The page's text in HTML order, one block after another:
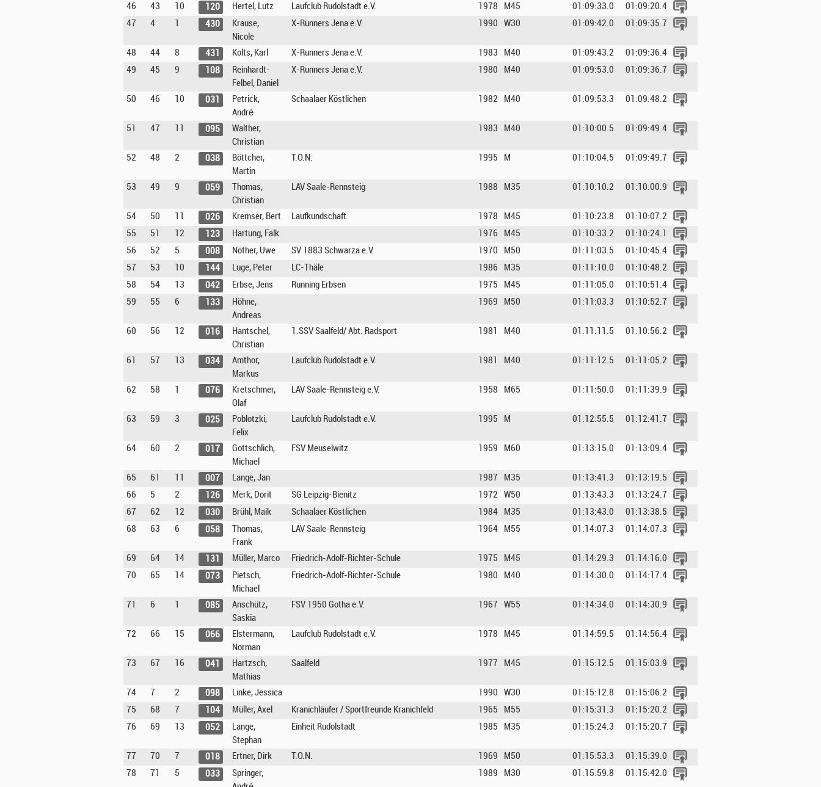
46
43 10 120 Hertel, Lutz Laufclub Rudolstadt e.V. 1978 M45 01:09:33.0
01:09:20.4
47
4 1 430
Krause,
Nicole
X-Runners Jena e.V. 1990 W30 01:09:42.0 01:09:35.7
48 44 8 431 Kolts, Karl X-Runners Jena e.V. 1983 M40 01:09:43.2
01:09:36.4
49
45 9 108
Reinhardt-
Felbel, Daniel
X-Runners Jena e.V. 1980 M40 01:09:53.0 01:09:36.7
50 46 10 031
Petrick,
André
Schaalaer Köstlichen 1982 M40 01:09:53.3 01:09:48.2
51 47 11 095
Walther,
Christian
1983 M40 01:10:00.5 01:09:49.4
52 48 2 038
Böttcher,
Martin
T.O.N. 1995 M 01:10:04.5 01:09:49.7
53 49 9 059
Thomas,
Christian
LAV Saale-Rennsteig 1988 M35 01:10:10.2 01:10:00.9
54 50 11 026 Kremser, Bert Laufkundschaft 1978 M45 01:10:23.8
01:10:07.2
55
51 12 123 Hartung, Falk 1976 M45 01:10:33.2
01:10:24.1
56
52 5 008 Nöther, Uwe SV 1883 Schwarza e.V. 1970 M50 01:11:03.5
01:10:45.4
57
53 10 144 Luge, Peter LC-Thäle 1986 M35 01:11:10.0
01:10:48.2
58
54 13 042 Erbse, Jens Running Erbsen 1975 M45 01:11:05.0
01:10:51.4
59
55 6 133
Höhne,
Andreas
1969 M50 01:11:03.3 01:10:52.7
60 56 12 016
Hantschel,
Christian
1.SSV Saalfeld/ Abt. Radsport 1981 M40 01:11:11.5 01:10:56.2
61 57 13 034
Amthor,
Markus
Laufclub Rudolstadt e.V. 1981 M40 01:11:12.5 01:11:05.2
62 58 1 076
Kretschmer,
Olaf
LAV Saale-Rennsteig e.V. 1958 M65 01:11:50.0 01:11:39.9
63 59 3 025
Poblotzki,
Felix
Laufclub Rudolstadt e.V. 1995 M 01:12:55.5 01:12:41.7
64 60 2 017
Gottschlich,
Michael
FSV Meuselwitz 1959 M60 01:13:15.0 01:13:09.4
65 61 11 007 Lange, Jan 1987 M35 01:13:41.3
01:13:19.5
66
5 2 126 Merk, Dorit SG Leipzig-Bienitz 1972 W50 01:13:43.3
01:13:24.7
67
62 12 030 Brühl, Maik Schaalaer Köstlichen 1984 M35 01:13:43.0
01:13:38.5
68
63 6 058
Thomas,
Frank
LAV Saale-Rennsteig 1964 M55 01:14:07.3 01:14:07.3
69 64 14 131 Müller, Marco Friedrich-Adolf-Richter-Schule 1975 M45 01:14:29.3
01:14:16.0
70
65 14 073
Pietsch,
Michael
Friedrich-Adolf-Richter-Schule 1980 M40 01:14:30.0 01:14:17.4
71 6 1 085
Anschütz,
Saskia
FSV 1950 Gotha e.V. 1967 W55 01:14:34.0 01:14:30.9
72 66 15 066
Elstermann,
Norman
Laufclub Rudolstadt e.V. 1978 M45 01:14:59.5 01:14:56.4
73 67 16 041
Hartzsch,
Mathias
Saalfeld 1977 M45 01:15:12.5 01:15:03.9
74 7 2 098 Linke, Jessica 1990 W30 01:15:12.8
01:15:06.2
75
68 7 104 Müller, Axel Kranichläufer / Sportfreunde Kranichfeld 1965 M55 01:15:31.3
01:15:20.2
76
69 13 052
Lange,
Stephan
Einheit Rudolstadt 1985 M35 01:15:24.3 01:15:20.7
77 70 7 018 Ertner, Dirk T.O.N. 1969 M50 01:15:53.3
01:15:39.0
78
71 5 033
Springer,
1989 M30 01:15:59.8 01:15:42.0